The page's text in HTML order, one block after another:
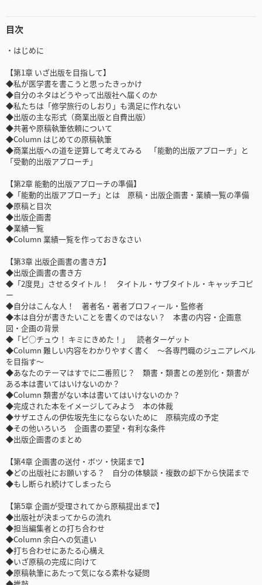
目次
・はじめに
【第1章 いざ出版を目指して】
◆私が医学書を書こうと思ったきっかけ
◆自分のネタはどうやって出版社へ届くのか
◆私たちは「修学旅行のしおり」も満足に作れない
◆出版の主な形式（商業出版と自費出版）
◆共著や原稿執筆依頼について
◆Column はじめての原稿執筆
◆商業出版への道を逆算して考えてみる 「能動的出版アプローチ」と
「受動的出版アプローチ」
【第2章 能動的出版アプローチの準備】
◆「能動的出版アプローチ」とは 原稿・出版企画書・業績一覧の準備
◆原稿と目次
◆出版企画書
◆業績一覧
◆Column 業績一覧を作っておきなさい
【第3章 出版企画書の書き方】
◆出版企画書の書き方
◆「2度見」させるタイトル！ タイトル・サブタイトル・キャッチコピ
ー
◆自分はこんな人！ 著者名・著者プロフィール・監修者
◆本は自分が書きたいことを書くのではない？ 本書の内容・企画意
図・企画の背景
◆「ピ○チュウ！ キミにきめた！」 読者ターゲット
◆Column 難しい内容をわかりやすく書く ～各専門職のジュニアレベル
を目指す～
◆あなたのテーマはすでに二番煎じ？ 類書・類書との差別化・類書が
ある本は書いてはいけないのか？
◆Column 類書がない本は書いてはいけないのか？
◆完成された本をイメージしてみよう 本の体裁
◆サザエさんの伊佐坂先生にならないために 原稿完成の予定
◆その他いろいろ 企画書の要望・有利な条件
◆出版企画書のまとめ
【第4章 企画書の送付・ボツ・快諾まで】
◆どの出版社にお願いする？ 自分の体験談・複数の却下から快諾まで
◆もし断られ続けてしまったら
【第5章 企画が受理されてから原稿提出まで】
◆出版社が決まってからの流れ
◆担当編集者との打ち合わせ
◆Column 余白への気遣い
◆打ち合わせにあたる心構え
◆いざ原稿の完成に向けて
◆原稿執筆にあたって気になる素朴な疑問